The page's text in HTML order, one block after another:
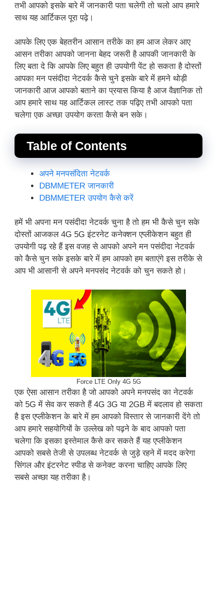
तभी आपको इसके बारे में जानकारी पता चलेगी तो चलो आप हमारे
साथ यह आर्टिकल पूरा पढ़े।
आपके लिए एक बेहतरीन आसान तरीके का हम आज लेकर आए
आसन तरीका आपको जानना बेहद जरूरी है आपकी जानकारी के
लिए बता दे कि आपके लिए बहुत ही उपयोगी पेंट हो सकता है दोस्तों
आपका मन पसंदीदा नेटवर्क कैसे चुने इसके बारे में हमने थोड़ी
जानकारी आज आपको बताने का प्रयास किया है आज वैज्ञानिक तो
आप हमारे साथ यह आर्टिकल लास्ट तक पढ़िए तभी आपको पता
चलेगा एक अच्छा उपयोग करता कैसे बन सके।
Table of Contents
अपने मनपसंदिता नेटवर्क
DBMMETER जानकारी
DBMMETER उपयोग कैसे करें
हमें भी अपना मन पसंदीदा नेटवर्क चुना है तो हम भी कैसे चुन सके
दोस्तों आजकल 4G 5G इंटरनेट कनेक्शन एप्लीकेशन बहुत ही
उपयोगी पढ़ रहे हैं इस वजह से आपको अपने मन पसंदीदा नेटवर्क
को कैसे चुन सके इसके बारे में हम आपको हम बताएंगे इस तरीके से
आप भी आसानी से अपने मनपसंद नेटवर्क को चुन सकते हो।
Force LTE Only 4G 5G
एक ऐसा आसान तरीका है जो आपको अपने मनपसंद का नेटवर्क
को 5G में सेव कर सकते हैं 4G 3G या 2GB में बदलाव हो सकता
है इस एप्लीकेशन के बारे में हम आपको विस्तार से जानकारी देंगे तो
आप हमारे सहयोगियों के उल्लेख को पढ़ने के बाद आपको पता
चलेगा कि इसका इस्तेमाल कैसे कर सकते हैं यह एप्लीकेशन
आपको सबसे तेजी से उपलब्ध नेटवर्क से जुड़े रहने में मदद करेगा
सिंगल और इंटरनेट स्पीड से कनेक्ट करना चाहिए आपके लिए
सबसे अच्छा यह तरीका है।